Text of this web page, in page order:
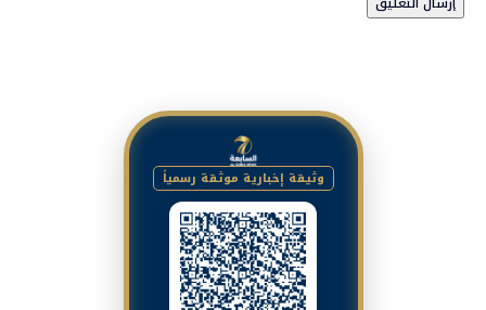
وثيقة إخبارية موثقة رسمياً